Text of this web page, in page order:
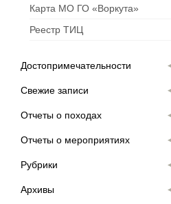
Карта МО ГО «Воркута»
Реестр ТИЦ
Достопримечательности
Свежие записи
Отчеты о походах
Отчеты о мероприятиях
Рубрики
Архивы